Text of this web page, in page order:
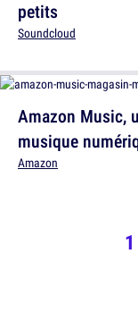
Amazon Music,
musique
Amazon
petits
Soundcloud
1